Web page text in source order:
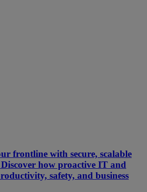
frontline with secure, scalable
how proactive IT and
safety, and business